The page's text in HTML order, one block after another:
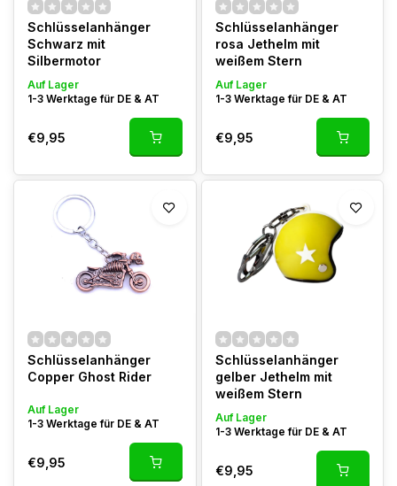
Schlüsselanhänger
Schwarz mit
Silbermotor
Auf Lager
1-3 Werktage für DE & AT
€9,95
Schlüsselanhänger
rosa Jethelm mit
weißem Stern
Auf Lager
1-3 Werktage für DE & AT
€9,95
Schlüsselanhänger
Copper Ghost Rider
Auf Lager
1-3 Werktage für DE & AT
€9,95
Schlüsselanhänger
gelber Jethelm mit
weißem Stern
Auf Lager
1-3 Werktage für DE & AT
€9,95